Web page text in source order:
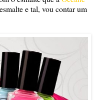
e tal, vou contar um